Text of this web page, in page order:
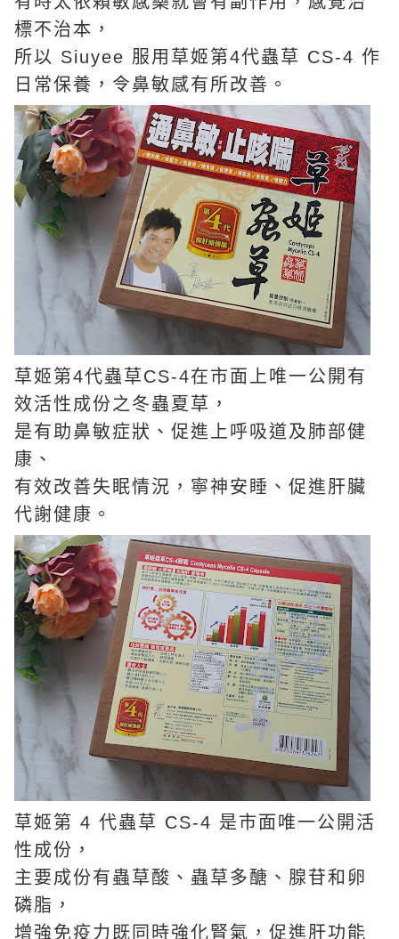
標不治本，
所以 Siuyee 服用草姬第4代蟲草 CS-4 作
日常保養，令鼻敏感有所改善。
草姬第4代蟲草CS-4在市面上唯一公開有
效活性成份之冬蟲夏草，
是有助鼻敏症狀、促進上呼吸道及肺部健
康、
有效改善失眠情況，寧神安睡、促進肝臟
代謝健康。
草姬第 4 代蟲草 CS-4 是市面唯一公開活
性成份，
主要成份有蟲草酸、蟲草多醣、腺苷和卵
磷脂，
增強免疫力既同時強化腎氣，促進肝功能